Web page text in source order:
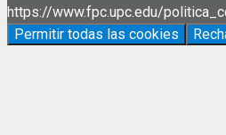
https://www.fpc.upc.edu/
Permitir todas las cookies